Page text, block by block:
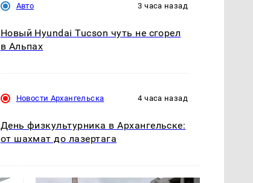
Авто 3 часа назад
Новый Hyundai Tucson чуть не сгорел
в Альпах
Новости Архангельска 4 часа назад
День физкультурника в Архангельске:
от шахмат до лазертага